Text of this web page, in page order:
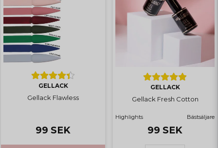
GELLACK
Gellack Flawless
99 SEK
GELLACK
Gellack Fresh Cotton
Highlights Bästsäljare
99 SEK